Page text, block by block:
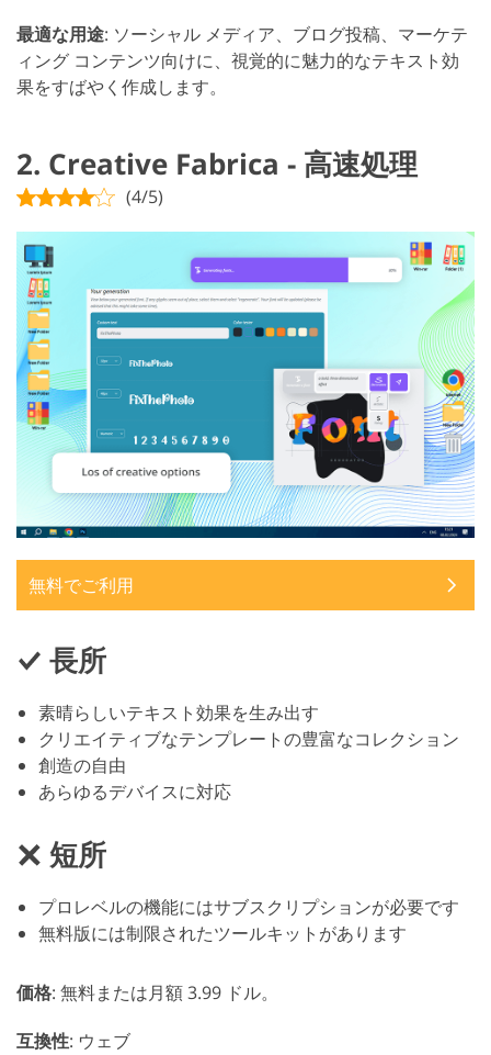
最適な用途: ソーシャル メディア、ブログ投稿、マーケテ
ィング コンテンツ向けに、視覚的に魅力的なテキスト効
果をすばやく作成します。
2. Creative Fabrica - 高速処理
(4/5)
無料でご利用
長所
素晴らしいテキスト効果を生み出す
クリエイティブなテンプレートの豊富なコレクション
創造の自由
あらゆるデバイスに対応
短所
プロレベルの機能にはサブスクリプションが必要です
無料版には制限されたツールキットがあります
価格: 無料または月額 3.99 ドル。
互換性: ウェブ